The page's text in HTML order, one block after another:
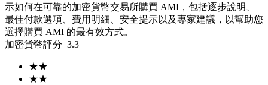
USDT永續
多種以USDT結算的永續合約
示如何在可靠的加密貨幣交易所購買 AMI，包括逐步說明、
最佳付款選項、費用明細、安全提示以及專家建議，以幫助您
選擇購買 AMI 的最有效方式。
加密貨幣評分 3.3
★★
★★